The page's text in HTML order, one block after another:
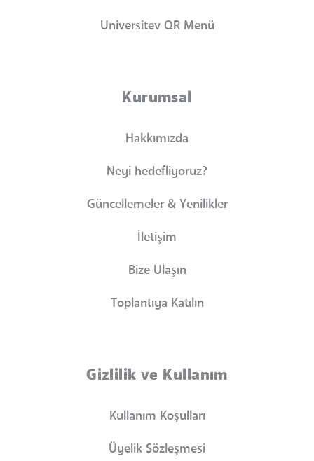
Universitev QR Menü
Kurumsal
Hakkımızda
Neyi hedefliyoruz?
Güncellemeler & Yenilikler
İletişim
Bize Ulaşın
Toplantıya Katılın
Gizlilik ve Kullanım
Kullanım Koşulları
Üyelik Sözleşmesi